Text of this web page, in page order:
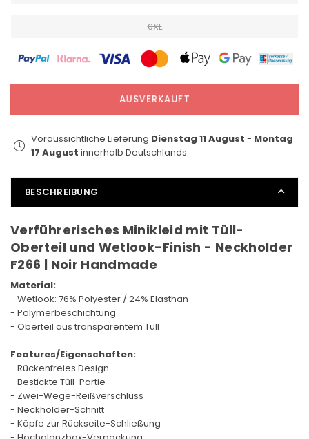
6XL
AUSVERKAUFT
Voraussichtliche Lieferung Dienstag 11 August - Montag
17 August innerhalb Deutschlands.
BESCHREIBUNG
Verführerisches Minikleid mit Tüll-
Oberteil und Wetlook-Finish - Neckholder
F266 | Noir Handmade
Material:
- Wetlook: 76% Polyester / 24% Elasthan
- Polymerbeschichtung
- Oberteil aus transparentem Tüll
Features/Eigenschaften:
- Rückenfreies Design
- Bestickte Tüll-Partie
- Zwei-Wege-Reißverschluss
- Neckholder-Schnitt
- Köpfe zur Rückseite-Schließung